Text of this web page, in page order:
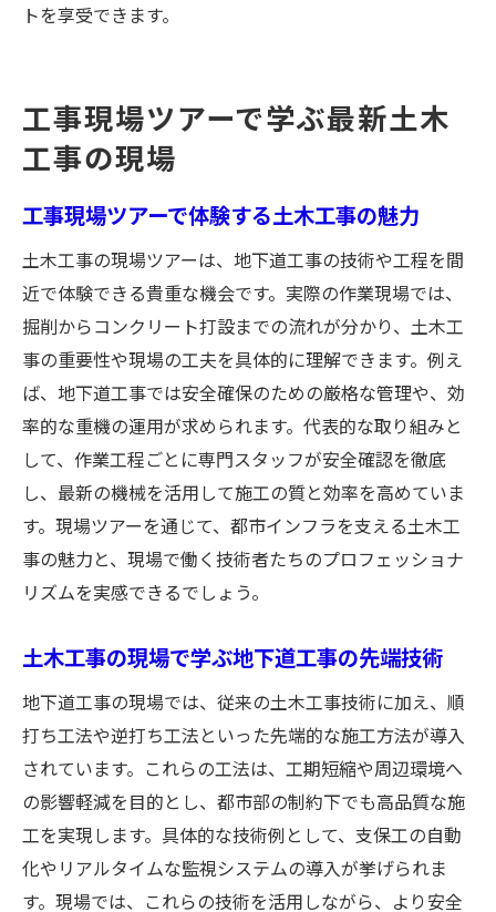
トを享受できます。
工事現場ツアーで学ぶ最新土木
工事の現場
工事現場ツアーで体験する土木工事の魅力
土木工事の現場ツアーは、地下道工事の技術や工程を間
近で体験できる貴重な機会です。実際の作業現場では、
掘削からコンクリート打設までの流れが分かり、土木工
事の重要性や現場の工夫を具体的に理解できます。例え
ば、地下道工事では安全確保のための厳格な管理や、効
率的な重機の運用が求められます。代表的な取り組みと
して、作業工程ごとに専門スタッフが安全確認を徹底
し、最新の機械を活用して施工の質と効率を高めていま
す。現場ツアーを通じて、都市インフラを支える土木工
事の魅力と、現場で働く技術者たちのプロフェッショナ
リズムを実感できるでしょう。
土木工事の現場で学ぶ地下道工事の先端技術
地下道工事の現場では、従来の土木工事技術に加え、順
打ち工法や逆打ち工法といった先端的な施工方法が導入
されています。これらの工法は、工期短縮や周辺環境へ
の影響軽減を目的とし、都市部の制約下でも高品質な施
工を実現します。具体的な技術例として、支保工の自動
化やリアルタイムな監視システムの導入が挙げられま
す。現場では、これらの技術を活用しながら、より安全